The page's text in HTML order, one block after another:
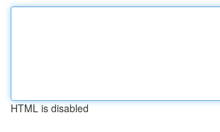
HTML is disabled